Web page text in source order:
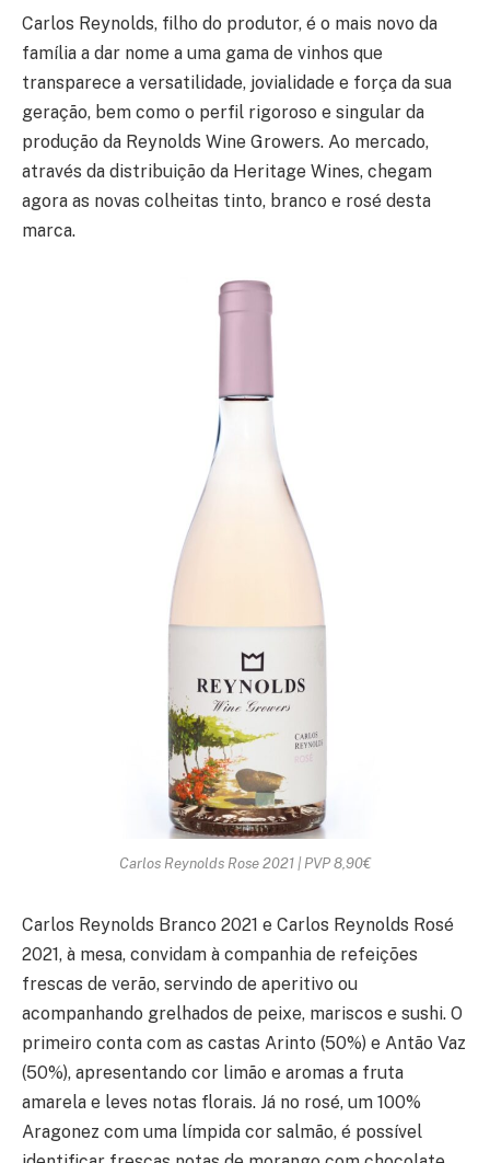
Carlos Reynolds, filho do produtor, é o mais novo da
família a dar nome a uma gama de vinhos que
transparece a versatilidade, jovialidade e força da sua
geração, bem como o perfil rigoroso e singular da
produção da Reynolds Wine Growers. Ao mercado,
através da distribuição da Heritage Wines, chegam
agora as novas colheitas tinto, branco e rosé desta
marca.
Carlos Reynolds Rose 2021 | PVP 8,90€
Carlos Reynolds Branco 2021 e Carlos Reynolds Rosé
2021, à mesa, convidam à companhia de refeições
frescas de verão, servindo de aperitivo ou
acompanhando grelhados de peixe, mariscos e sushi. O
primeiro conta com as castas Arinto (50%) e Antão Vaz
(50%), apresentando cor limão e aromas a fruta
amarela e leves notas florais. Já no rosé, um 100%
Aragonez com uma límpida cor salmão, é possível